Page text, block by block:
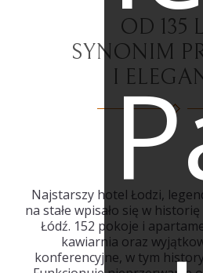
OD 135
SYNONIM
I
Najstarszy hotel Łodzi,
na stałe wpisało się w
Łódź. 152 pokoje i
kawiarnia oraz
konferencyjne, w tym